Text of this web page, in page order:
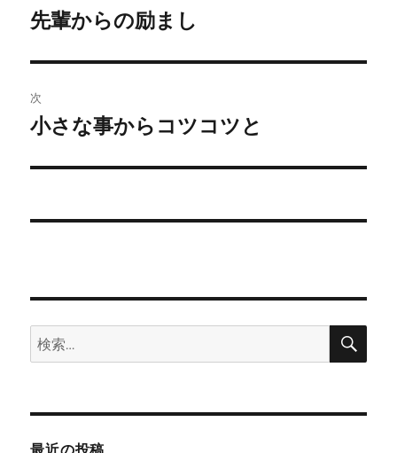
稿
ビ
ゲ
ー
前
投
稿:
先輩からの励まし
次
次
投
小さな事からコツコツと
検
索:
検